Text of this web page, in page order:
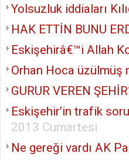
Yolsuzluk iddiaları
HAK ETTİN BUNU
Eskişehirâ€™i Allah
Orhan Hoca üzülmüş
GURUR VEREN
Eskişehir’in trafik
2013 Cumartesi
Ne gereği vardı AK